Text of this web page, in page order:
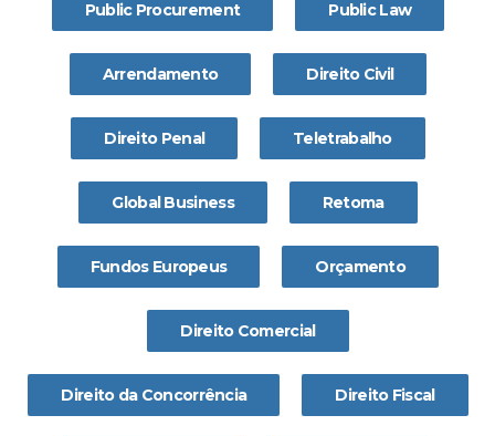
Public Procurement Public Law
Arrendamento Direito Civil
Direito Penal Teletrabalho
Global Business Retoma
Fundos Europeus Orçamento
Direito Comercial
Direito da Concorrência Direito Fiscal